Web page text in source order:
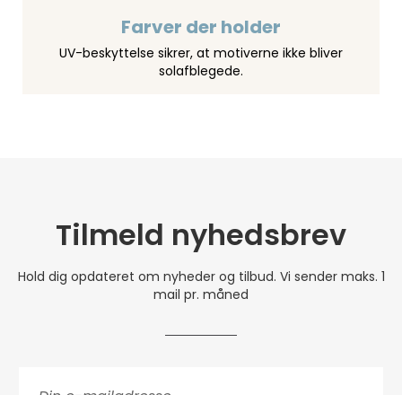
Farver der holder
UV-beskyttelse sikrer, at motiverne ikke bliver
solafblegede.
Tilmeld nyhedsbrev
Hold dig opdateret om nyheder og tilbud. Vi sender maks. 1
mail pr. måned